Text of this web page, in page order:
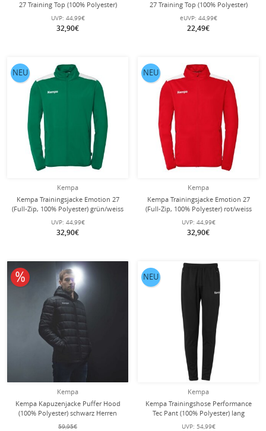
27 Training Top (100% Polyester)
schwarz/weiss Herren
UVP: 44,99€
32,90€
27 Training Top (100% Polyester)
royalblau/weiss Herren
eUVP: 44,99€
22,49€
Kempa
Kempa Trainingsjacke Emotion 27
(Full-Zip, 100% Polyester) grün/weiss
Herren
UVP: 44,99€
32,90€
NEU
Kempa
Kempa Trainingsjacke Emotion 27
(Full-Zip, 100% Polyester) rot/weiss
Herren
UVP: 44,99€
32,90€
NEU
Kempa
Kempa Kapuzenjacke Puffer Hood
(100% Polyester) schwarz Herren
59,95€
10% reduziert
Kempa
Kempa Trainingshose Performance
Tec Pant (100% Polyester) lang
schwarz Herren
UVP: 54,99€
NEU